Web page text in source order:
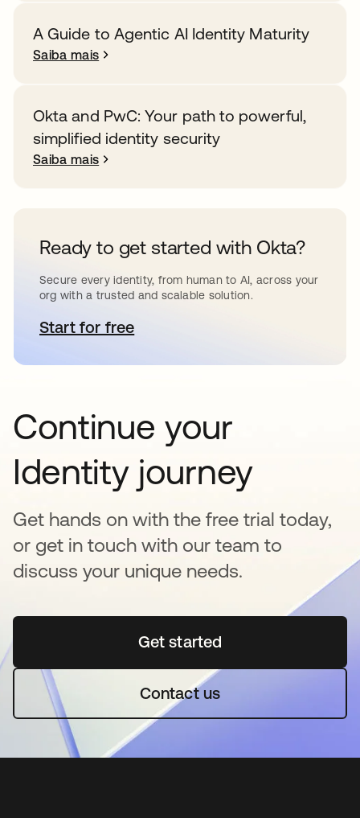
A Guide to Agentic AI Identity Maturity
Saiba mais
Okta and PwC: Your path to powerful,
simplified identity security
Saiba mais
Ready to get started with Okta?
Secure every identity, from human to AI, across your
org with a trusted and scalable solution.
Start for freeabre em uma nova guia
Continue your
Identity journey
Get hands on with the free trial today,
or get in touch with our team to
discuss your unique needs.
Get startedabre em uma nova guia
Contact us